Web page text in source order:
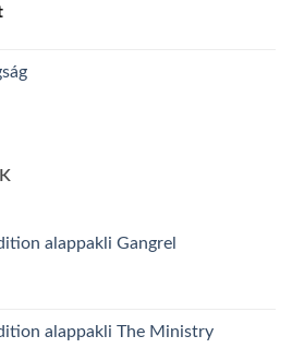
Current
100Ft.
alappakli Gangrel
alappakli The Ministry